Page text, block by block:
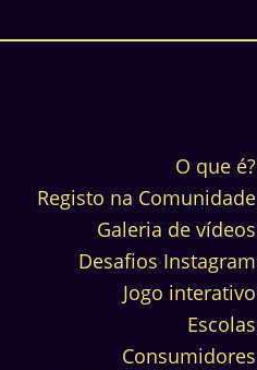
O que é?
Registo na Comunidade
Galeria de vídeos
Desafios Instagram
Jogo interativo
Escolas
Consumidores